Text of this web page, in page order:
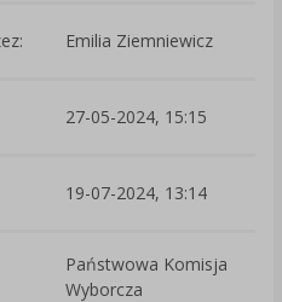
Emilia Ziemniewicz
27-05-2024, 15:15
19-07-2024, 13:14
Państwowa Komisja
Wyborcza